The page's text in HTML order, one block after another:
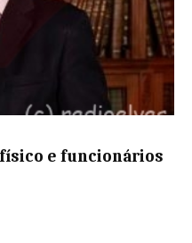
e funcionários